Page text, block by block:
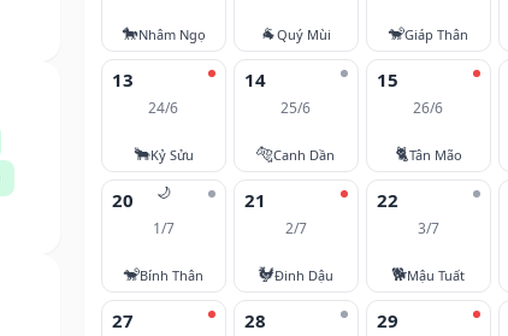
🐎Nhâm Ngọ 🐐Quý Mùi 🐒Giáp Thân
13
24/6
🐂Kỷ Sửu
14
25/6
🐅Canh Dần
15
26/6
🐈Tân Mão
🌙
20
1/7
🐒Bính Thân
21
2/7
🐓Đinh Dậu
22
3/7
🐕Mậu Tuất
27 28 29